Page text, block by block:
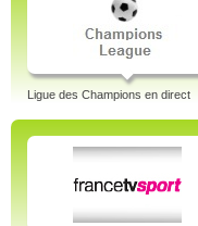
Ligue des Champions en direct